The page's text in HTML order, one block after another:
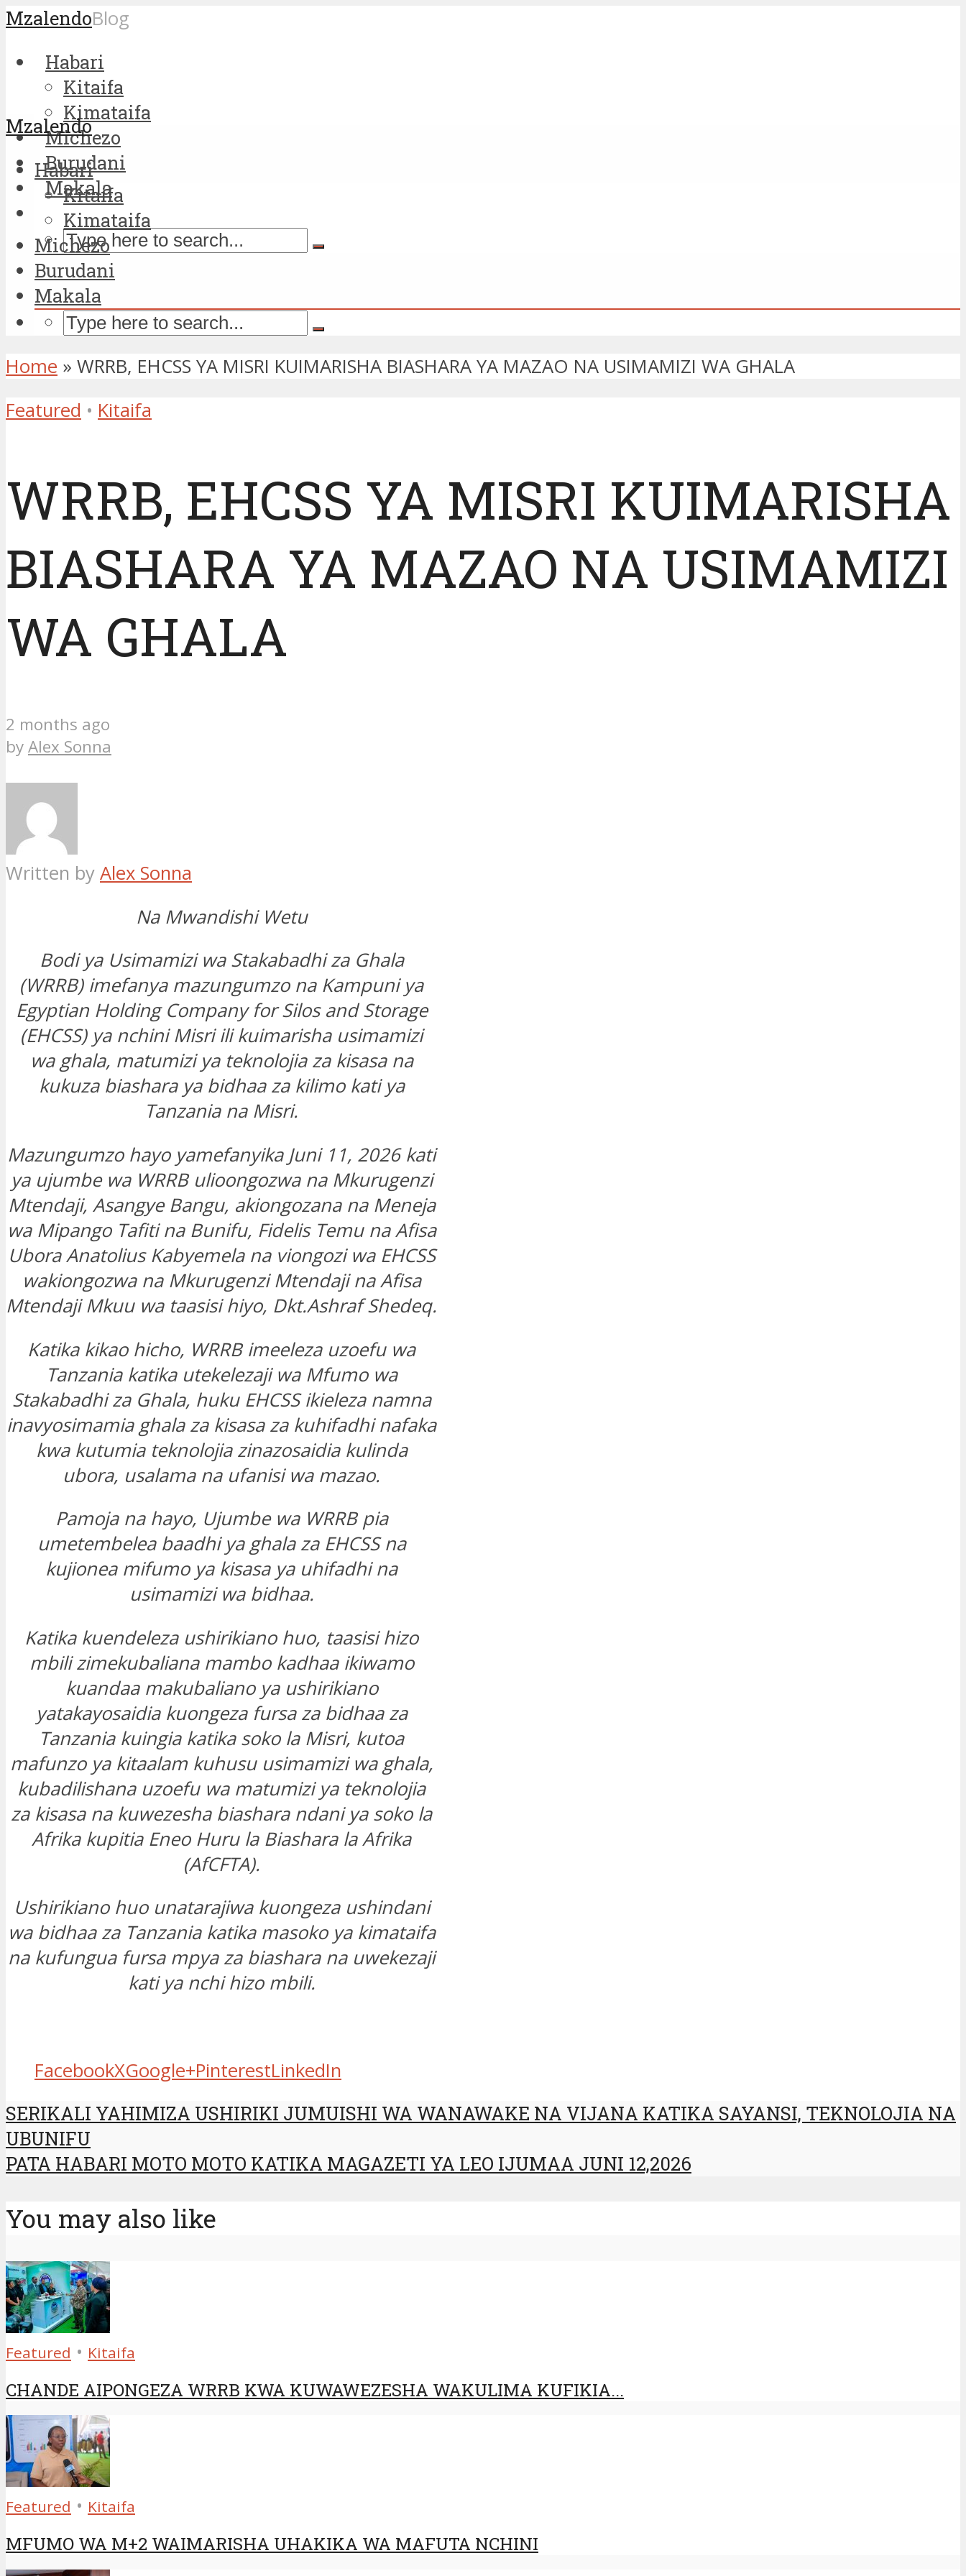
MzalendoBlog
Habari
Kitaifa
Kimataifa
Michezo
Burudani
Makala
Mzalendo
Habari
Kitaifa
Kimataifa
Michezo
Burudani
Makala
Home » WRRB, EHCSS YA MISRI KUIMARISHA BIASHARA YA MAZAO NA USIMAMIZI WA GHALA
Featured • Kitaifa
WRRB, EHCSS YA MISRI KUIMARISHA
BIASHARA YA MAZAO NA USIMAMIZI
WA GHALA
2 months ago
byAlex Sonna
Written by Alex Sonna
Na Mwandishi Wetu
Bodi ya Usimamizi wa Stakabadhi za Ghala
(WRRB) imefanya mazungumzo na Kampuni ya
Egyptian Holding Company for Silos and Storage
(EHCSS) ya nchini Misri ili kuimarisha usimamizi
wa ghala, matumizi ya teknolojia za kisasa na
kukuza biashara ya bidhaa za kilimo kati ya
Tanzania na Misri.
Mazungumzo hayo yamefanyika Juni 11, 2026 kati
ya ujumbe wa WRRB ulioongozwa na Mkurugenzi
Mtendaji, Asangye Bangu, akiongozana na Meneja
wa Mipango Tafiti na Bunifu, Fidelis Temu na Afisa
Ubora Anatolius Kabyemela na viongozi wa EHCSS
wakiongozwa na Mkurugenzi Mtendaji na Afisa
Mtendaji Mkuu wa taasisi hiyo, Dkt.Ashraf Shedeq.
Katika kikao hicho, WRRB imeeleza uzoefu wa
Tanzania katika utekelezaji wa Mfumo wa
Stakabadhi za Ghala, huku EHCSS ikieleza namna
inavyosimamia ghala za kisasa za kuhifadhi nafaka
kwa kutumia teknolojia zinazosaidia kulinda
ubora, usalama na ufanisi wa mazao.
Pamoja na hayo, Ujumbe wa WRRB pia
umetembelea baadhi ya ghala za EHCSS na
kujionea mifumo ya kisasa ya uhifadhi na
usimamizi wa bidhaa.
Katika kuendeleza ushirikiano huo, taasisi hizo
mbili zimekubaliana mambo kadhaa ikiwamo
kuandaa makubaliano ya ushirikiano
yatakayosaidia kuongeza fursa za bidhaa za
Tanzania kuingia katika soko la Misri, kutoa
mafunzo ya kitaalam kuhusu usimamizi wa ghala,
kubadilishana uzoefu wa matumizi ya teknolojia
za kisasa na kuwezesha biashara ndani ya soko la
Afrika kupitia Eneo Huru la Biashara la Afrika
(AfCFTA).
Ushirikiano huo unatarajiwa kuongeza ushindani
wa bidhaa za Tanzania katika masoko ya kimataifa
na kufungua fursa mpya za biashara na uwekezaji
kati ya nchi hizo mbili.
FacebookXGoogle+PinterestLinkedIn
SERIKALI YAHIMIZA USHIRIKI JUMUISHI WA WANAWAKE NA VIJANA KATIKA SAYANSI, TEKNOLOJIA NA
UBUNIFU
PATA HABARI MOTO MOTO KATIKA MAGAZETI YA LEO IJUMAA JUNI 12,2026
You may also like
Featured • Kitaifa
CHANDE AIPONGEZA WRRB KWA KUWAWEZESHA WAKULIMA KUFIKIA...
Featured • Kitaifa
MFUMO WA M+2 WAIMARISHA UHAKIKA WA MAFUTA NCHINI